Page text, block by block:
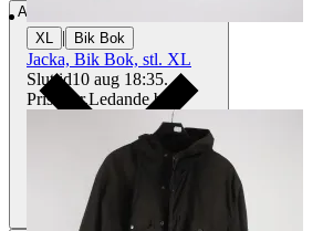
Avhämtning
XL | Bik Bok
Jacka, Bik Bok, stl. XL
Sluttid10 aug 18:35.
Pris:
1 kr,Ledande bud